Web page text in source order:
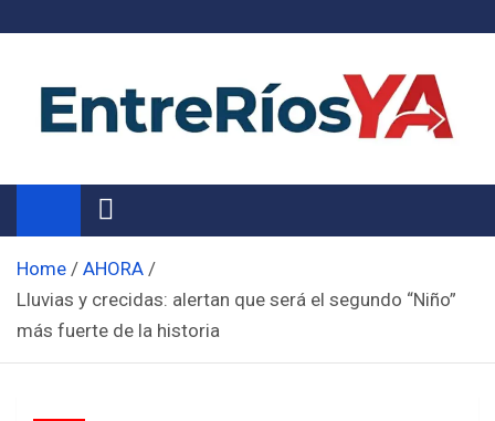
Noticias de Entre Ríos
Información de toda la provincia ahora
Home
AHORA
Lluvias y crecidas: alertan que será el segundo “Niño”
más fuerte de la historia